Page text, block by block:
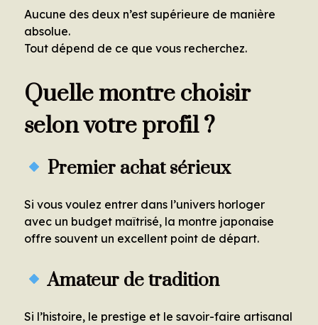
Aucune des deux n’est supérieure de manière
absolue.
Tout dépend de ce que vous recherchez.
Quelle montre choisir
selon votre profil ?
Premier achat sérieux
Si vous voulez entrer dans l’univers horloger
avec un budget maîtrisé, la montre japonaise
offre souvent un excellent point de départ.
Amateur de tradition
Si l’histoire, le prestige et le savoir-faire artisanal